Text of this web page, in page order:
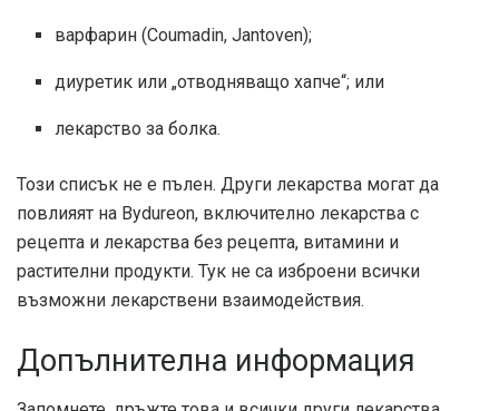
варфарин (Coumadin, Jantoven);
диуретик или „отводняващо хапче“; или
лекарство за болка.
Този списък не е пълен. Други лекарства могат да
повлияят на Bydureon, включително лекарства с
рецепта и лекарства без рецепта, витамини и
растителни продукти. Тук не са изброени всички
възможни лекарствени взаимодействия.
Допълнителна информация